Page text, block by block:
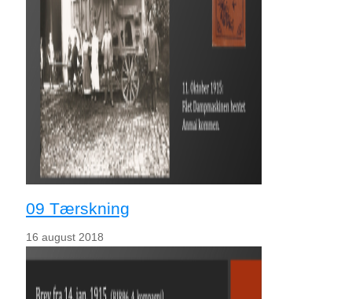
09 Tærskning
16 august 2018